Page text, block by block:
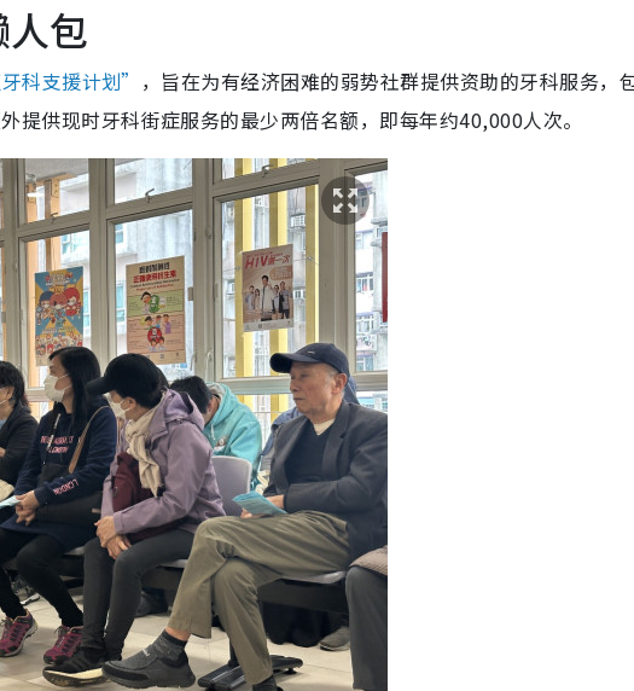
包
科支援计划” ，旨在为有经济困难的弱势社群提供资助的牙科服务，
提供现时牙科街症服务的最少两倍名额，即每年约40,000人次。